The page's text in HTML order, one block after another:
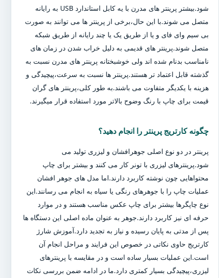
شود.بیشتر پرینتر های مدرن با یه کابل استاندارد USB به رایانه
متصل می شوند.با این حال،برخی از پرینتر ها می توانند به صورت
بی سیم وای فای و یا از طریق یک یا چند رایانه از طریق شبکه
متصل شوند.پرینتر های قدیمی به دلیل خراب شدن در زمان های
نامناسب بدنام شده اند ولی خوشبختانه پرینتر های مدرن نسبت به
گذشته قابل اعتماد تر هستند.پرینتر ها نسبت به سرعت،پیچیدگی و
هزینه با یکدیگر متفاوت می باشند.به طور کلی،پرینتر های گران
قیمت برای چاپ با رنگ وضوح بالاتر مورد استفاده قرار میگیرند.
چگونه کارتریج پرینتر را انجام دهید؟
پرینتر در دو نوع اصلی جوهرافشان و لیزری تولید می
شود.پرینترهای لیزری با تونر کار می کنند و بیشتر برای چاپ
محتواهایی چون نوشته کاربرد دارند.اما مدل های جوهر افشان
عملیات چاپ را با جوهرهای رنگی یا سیاه به انجام می رسانند.این
نوع چاپگرها بیشتر برای چاپ عکس مناسب هستند و در موارد
حرفه ای نیز کاربرد دارند.جوهر به عنوان ماده اصلی این دستگاه ها
پس از مدتی به پایان رسیده و نیاز به تجدید دارد.آموزش شارژ
کارتریج حاوی نکاتی در خصوص این فرایند و مراحل انجام آن
است.این عملیات بسیار ساده است و در مقایسه با پرینترهای
لیزری،پیچیدگی بسیار کمتری دارد.ما در ادامه ضمن بررسی نکات